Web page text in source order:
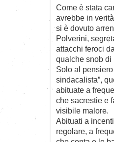
Come è stata
avrebbe in
si è dovuto
Polverini,
attacchi feroci
qualche snob di
Solo al
sindacalista”,
abituate a
che sacrestie e
visibile malore.
Abituati a
regolare, a